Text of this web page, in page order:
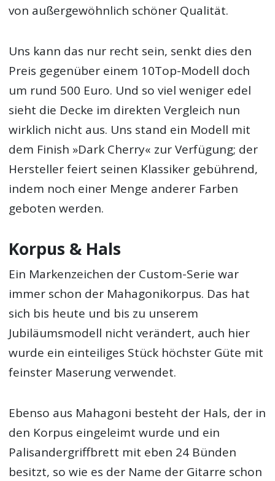
von außergewöhnlich schöner Qualität.
Uns kann das nur recht sein, senkt dies den
Preis gegenüber einem 10Top-Modell doch
um rund 500 Euro. Und so viel weniger edel
sieht die Decke im direkten Vergleich nun
wirklich nicht aus. Uns stand ein Modell mit
dem Finish »Dark Cherry« zur Verfügung; der
Hersteller feiert seinen Klassiker gebührend,
indem noch einer Menge anderer Farben
geboten werden.
Korpus & Hals
Ein Markenzeichen der Custom-Serie war
immer schon der Mahagonikorpus. Das hat
sich bis heute und bis zu unserem
Jubiläumsmodell nicht verändert, auch hier
wurde ein einteiliges Stück höchster Güte mit
feinster Maserung verwendet.
Ebenso aus Mahagoni besteht der Hals, der in
den Korpus eingeleimt wurde und ein
Palisandergriffbrett mit eben 24 Bünden
besitzt, so wie es der Name der Gitarre schon